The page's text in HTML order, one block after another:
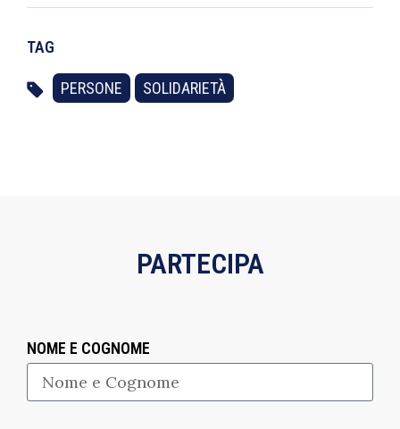
TAG
PERSONE SOLIDARIETÀ
PARTECIPA
NOME E COGNOME